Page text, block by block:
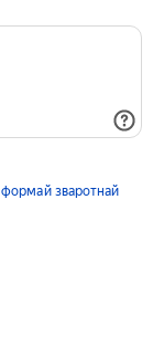
формай зваротнай